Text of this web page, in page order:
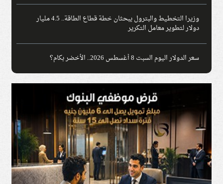
وزيرا التخطيط والبترول يبحثان خطة قطاع الطاقة.. 4.5 مليار
دولار لتطوير معامل التكرير
سعر الدولار اليوم السبت 8 أغسطس 2026.. الأخضر بكام؟